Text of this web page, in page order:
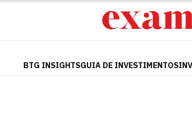
BTG INSIGHTSGUIA DE INVESTIMENTOS